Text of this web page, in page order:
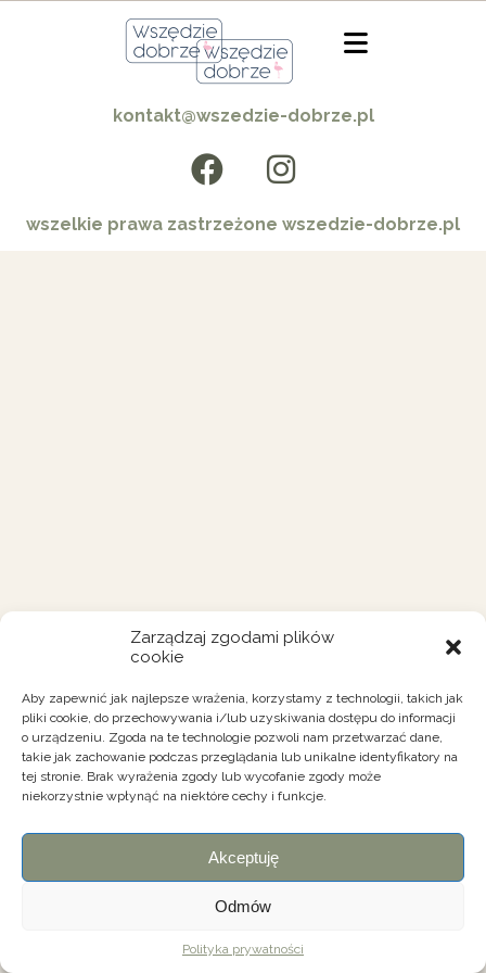
Zarządzaj zgodami plików
cookie
Aby zapewnić jak najlepsze wrażenia, korzystamy z technologii, takich jak
pliki cookie, do przechowywania i/lub uzyskiwania dostępu do informacji
o urządzeniu. Zgoda na te technologie pozwoli nam przetwarzać dane,
takie jak zachowanie podczas przeglądania lub unikalne identyfikatory na
tej stronie. Brak wyrażenia zgody lub wycofanie zgody może
niekorzystnie wpłynąć na niektóre cechy i funkcje.
Akceptuję
Odmów
Polityka prywatności
kontakt@wszedzie-dobrze.pl
wszelkie prawa zastrzeżone wszedzie-dobrze.pl